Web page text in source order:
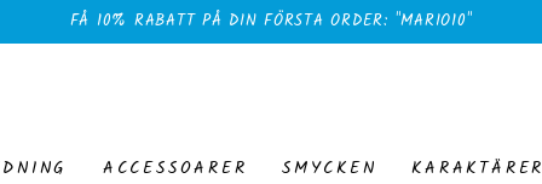
FÅ 10% RABATT PÅ DIN FÖRSTA ORDER: "MARIO10"
ACCESSOARER SMYCKEN KARAKTÄRER